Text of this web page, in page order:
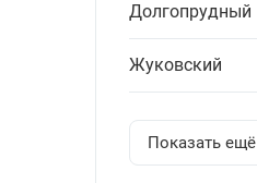
Долгопрудный
Жуковский
Показать ещё